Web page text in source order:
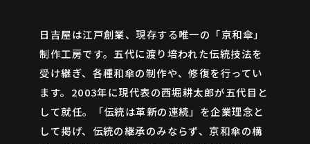
日吉屋は江戸創業、現存する唯一の「京和傘」
制作工房です。五代に渡り培われた伝統技法を
受け継ぎ、各種和傘の制作や、修復を行ってい
ます。2003年に現代表の西堀耕太郎が五代目と
して就任。「伝統は革新の連続」を企業理念と
して掲げ、伝統の継承のみならず、京和傘の構